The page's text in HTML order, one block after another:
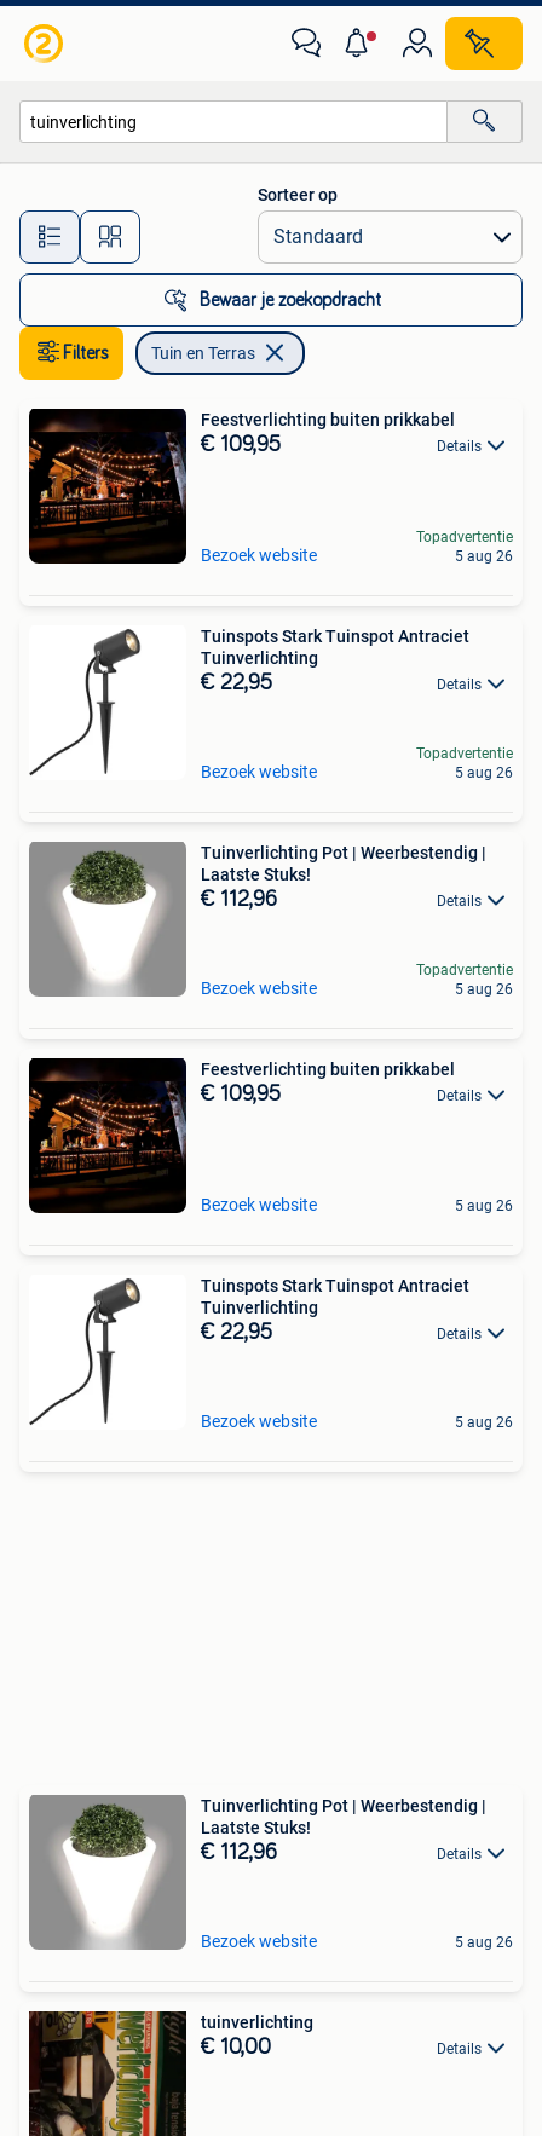
Alle afstanden…
Sorteer op
Bewaar je zoekopdracht
Filters Tuin en Terras
Feestverlichting buiten prikkabel
€ 109,95 Details
Bezoek website
Topadvertentie
5 aug 26
Tuinspots Stark Tuinspot Antraciet
Tuinverlichting
€ 22,95 Details
Bezoek website
Topadvertentie
5 aug 26
Tuinverlichting Pot | Weerbestendig |
Laatste Stuks!
€ 112,96 Details
Bezoek website
Topadvertentie
5 aug 26
Feestverlichting buiten prikkabel
€ 109,95 Details
Bezoek website 5 aug 26
Tuinspots Stark Tuinspot Antraciet
Tuinverlichting
€ 22,95 Details
Bezoek website 5 aug 26
Tuinverlichting Pot | Weerbestendig |
Laatste Stuks!
€ 112,96 Details
Bezoek website 5 aug 26
tuinverlichting
€ 10,00 Details